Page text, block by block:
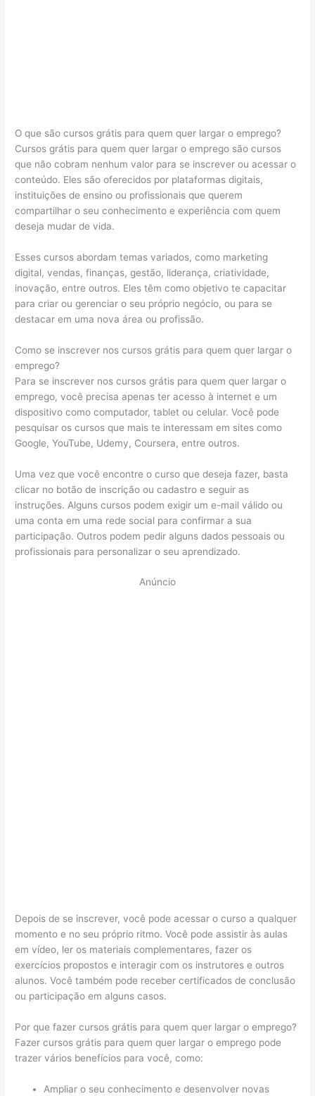
O que são cursos grátis para quem quer largar o emprego?
Cursos grátis para quem quer largar o emprego são cursos
que não cobram nenhum valor para se inscrever ou acessar o
conteúdo. Eles são oferecidos por plataformas digitais,
instituições de ensino ou profissionais que querem
compartilhar o seu conhecimento e experiência com quem
deseja mudar de vida.
Esses cursos abordam temas variados, como marketing
digital, vendas, finanças, gestão, liderança, criatividade,
inovação, entre outros. Eles têm como objetivo te capacitar
para criar ou gerenciar o seu próprio negócio, ou para se
destacar em uma nova área ou profissão.
Como se inscrever nos cursos grátis para quem quer largar o
emprego?
Para se inscrever nos cursos grátis para quem quer largar o
emprego, você precisa apenas ter acesso à internet e um
dispositivo como computador, tablet ou celular. Você pode
pesquisar os cursos que mais te interessam em sites como
Google, YouTube, Udemy, Coursera, entre outros.
Uma vez que você encontre o curso que deseja fazer, basta
clicar no botão de inscrição ou cadastro e seguir as
instruções. Alguns cursos podem exigir um e-mail válido ou
uma conta em uma rede social para confirmar a sua
participação. Outros podem pedir alguns dados pessoais ou
profissionais para personalizar o seu aprendizado.
Anúncio
Depois de se inscrever, você pode acessar o curso a qualquer
momento e no seu próprio ritmo. Você pode assistir às aulas
em vídeo, ler os materiais complementares, fazer os
exercícios propostos e interagir com os instrutores e outros
alunos. Você também pode receber certificados de conclusão
ou participação em alguns casos.
Por que fazer cursos grátis para quem quer largar o emprego?
Fazer cursos grátis para quem quer largar o emprego pode
trazer vários benefícios para você, como:
Ampliar o seu conhecimento e desenvolver novas